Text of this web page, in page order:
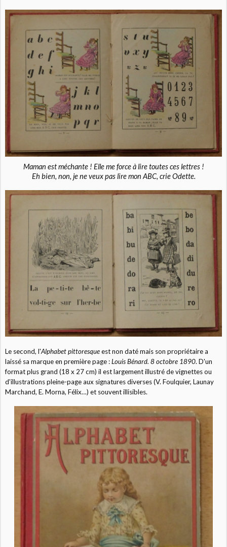
Maman est méchante ! Elle me force à lire toutes ces lettres !
Eh bien, non, je ne veux pas lire mon ABC, crie Odette.
Le second, l'Alphabet pittoresqueest non daté mais son propriétaire a
laissé sa marque en première page :Louis Bénard. 8 octobre 1890. D'un
format plus grand (18 x 27 cm) il est largement illustré de vignettes ou
d'illustrations pleine-page aux signatures diverses (V. Foulquier, Launay
Marchand, E. Morna, Félix…) et souvent illisibles.